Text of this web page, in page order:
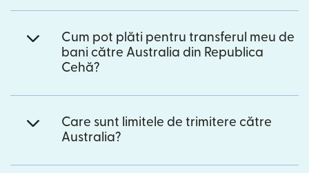
Cum pot plăti pentru transferul meu de
bani către Australia din Republica
Cehă?
Care sunt limitele de trimitere către
Australia?